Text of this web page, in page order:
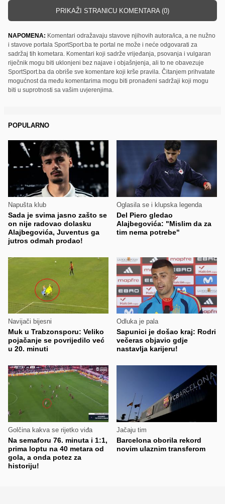
PRIKAŽI STRANICU KOMENTARA (0)
NAPOMENA: Komentari odražavaju stavove njihovih autora/ica, a ne nužno
i stavove portala SportSport.ba te portal ne može i neće odgovarati za
sadržaj tih kometara. Komentari koji sadrže vrijeđanja, psovanja i vulgaran
riječnik mogu biti uklonjeni bez najave i objašnjenja, ali to ne obavezuje
SportSport.ba da obriše sve komentare koji krše pravila. Čitanjem prihvatate
mogućnost da među komentarima mogu biti pronađeni sadržaji koji mogu
biti u suprotnosti sa vašim uvjerenjima.
POPULARNO
Napušta klub
Sada je svima jasno zašto se
on nije radovao dolasku
Alajbegovića, Juventus ga
jutros odmah prodao!
Oglasila se i klupska legenda
Del Piero gledao
Alajbegovića: "Mislim da za
tim nema potrebe"
Navijači bijesni
Muk u Trabzonsporu: Veliko
pojačanje se povrijedilo već
u 20. minuti
Odluka je pala
Sapunici je došao kraj: Rodri
večeras objavio gdje
nastavlja karijeru!
Golčina kakva se rijetko viđa
Na semaforu 76. minuta i 1:1,
prima loptu na 40 metara od
gola, a onda potez za
historiju!
Jačaju tim
Barcelona oborila rekord
novim ulaznim transferom